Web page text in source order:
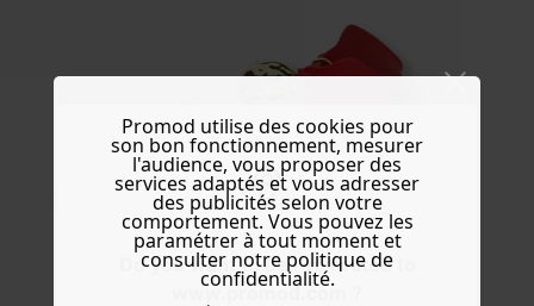
Do you want to be redirected to
www.promod.com ?
Promod utilise des cookies pour
son bon fonctionnement, mesurer
l'audience, vous proposer des
services adaptés et vous adresser
des publicités selon votre
comportement. Vous pouvez les
paramétrer à tout moment et
consulter notre politique de
confidentialité.